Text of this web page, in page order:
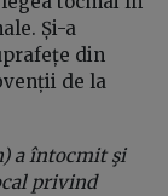
Și-a
din
de la
a întocmit şi
privind